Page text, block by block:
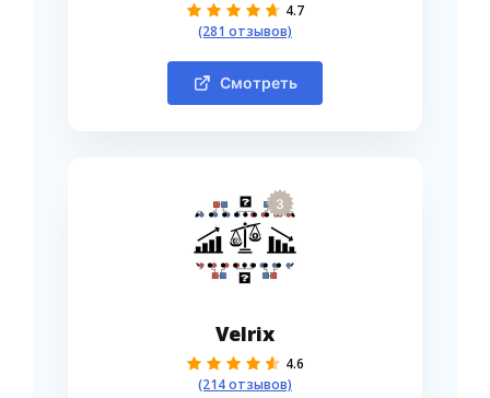
4.7
(281 отзывов)
Смотреть
3
Velrix
4.6
(214 отзывов)